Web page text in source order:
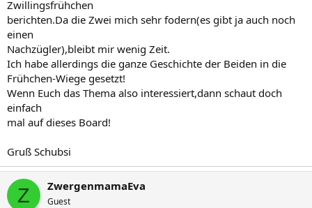
Zwillingsfrühchen
berichten.Da die Zwei mich sehr fodern(es gibt ja auch noch
einen
Nachzügler),bleibt mir wenig Zeit.
Ich habe allerdings die ganze Geschichte der Beiden in die
Frühchen-Wiege gesetzt!
Wenn Euch das Thema also interessiert,dann schaut doch
einfach
mal auf dieses Board!
Gruß Schubsi
Z ZwergenmamaEva
Guest